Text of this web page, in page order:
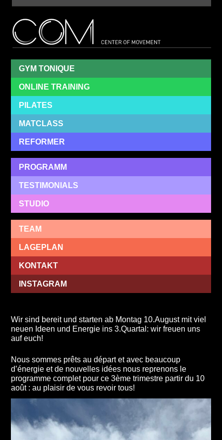
Of
GYM TONIQUE
ONLINE TRAINING
PILATES
MATCLASS
REFORMER
PROGRAMM
TESTIMONIALS
STUDIO
TEAM
LAGEPLAN
KONTAKT
INSTAGRAM
Wir sind bereit und starten ab Montag 10.August mit viel
neuen Ideen und Energie ins 3.Quartal: wir freuen uns
auf euch!
Nous sommes prêts au départ et avec beaucoup
d’énergie et de nouvelles idées nous reprenons le
programme complet pour ce 3ème trimestre partir du 10
août : au plaisir de vous revoir tous!